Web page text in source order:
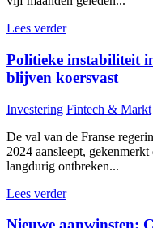
Lees verder
Politieke instabiliteit
blijven koersvast
Investering Fintech & Markt
De val van de Franse
2024 aansleept,
langdurig ontbreken...
Lees verder